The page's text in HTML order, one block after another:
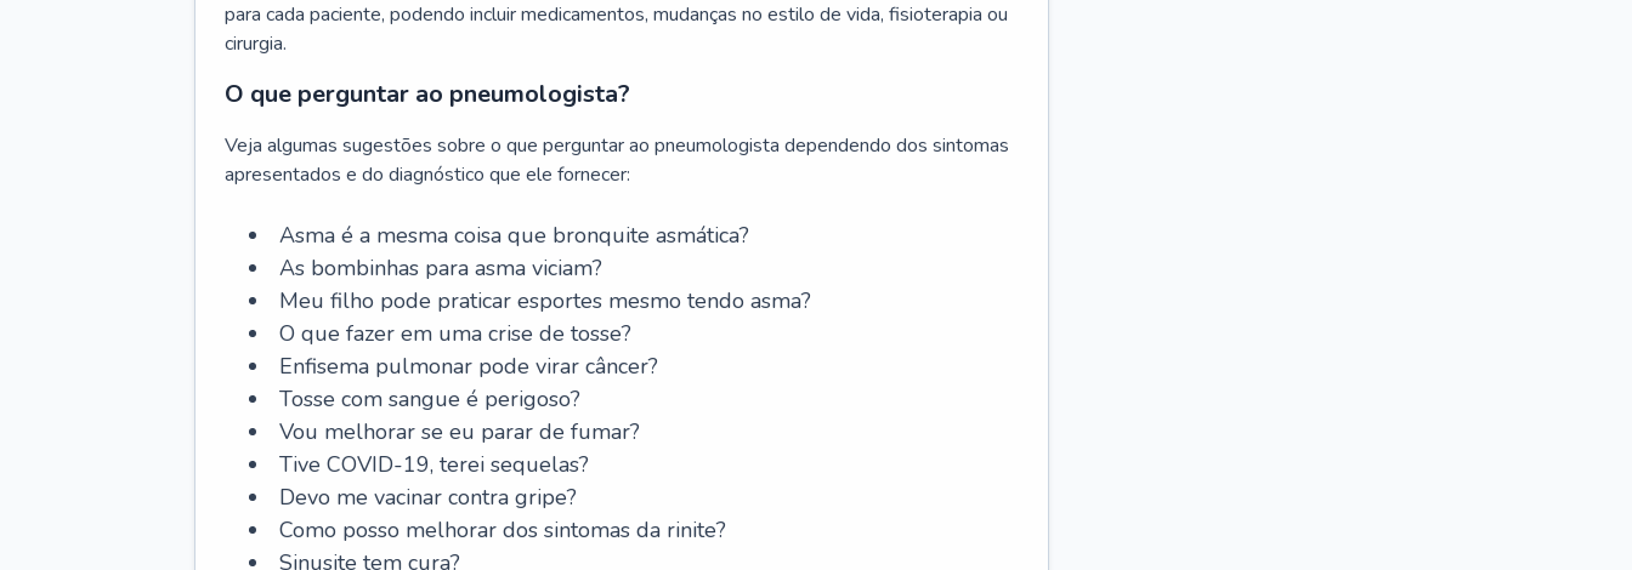
para cada paciente, podendo incluir medicamentos, mudanças no estilo de vida, fisioterapia ou
cirurgia.
O que perguntar ao pneumologista?
Veja algumas sugestões sobre o que perguntar ao pneumologista dependendo dos sintomas
apresentados e do diagnóstico que ele fornecer:
Asma é a mesma coisa que bronquite asmática?
As bombinhas para asma viciam?
Meu filho pode praticar esportes mesmo tendo asma?
O que fazer em uma crise de tosse?
Enfisema pulmonar pode virar câncer?
Tosse com sangue é perigoso?
Vou melhorar se eu parar de fumar?
Tive COVID-19, terei sequelas?
Devo me vacinar contra gripe?
Como posso melhorar dos sintomas da rinite?
Sinusite tem cura?